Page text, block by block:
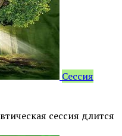
Сессия
сессия длится